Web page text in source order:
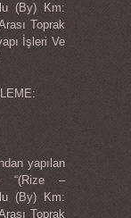
(By) Km:
Toprak
İşleri Ve
yapılan
“(Rize –
(By) Km:
Toprak